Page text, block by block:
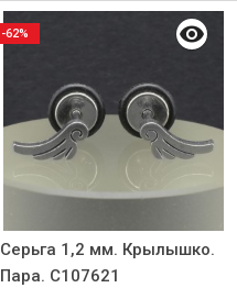
Серьга 1,2 мм. Крылышко.
Пара. C107621
-62%